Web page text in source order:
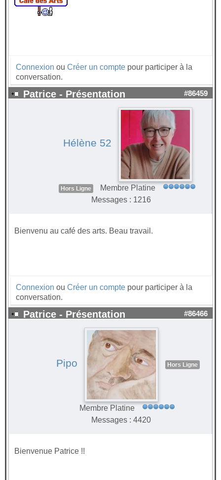
Connexion ou Créer un compte pour participer à la
conversation.
Patrice - Présentation #86459
Hélène 52
Hors Ligne
Membre Platine
Messages : 1216
Bienvenu au café des arts. Beau travail.
Connexion ou Créer un compte pour participer à la
conversation.
Patrice - Présentation #86466
Pipo Hors Ligne
Membre Platine
Messages : 4420
Bienvenue Patrice !!